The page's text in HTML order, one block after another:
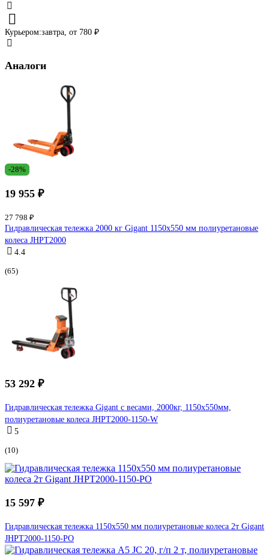
Курьером:завтра, от 780 ₽
Аналоги
-28%
19 955 ₽
27 798 ₽
Гидравлическая тележка 2000 кг Gigant 1150x550 мм полиуретановые
колеса JHPT2000
4.4
(65)
53 292 ₽
Гидравлическая тележка Gigant с весами, 2000кг, 1150x550мм,
полиуретановые колеса JHPT2000-1150-W
5
(10)
15 597 ₽
Гидравлическая тележка 1150x550 мм полиуретановые колеса 2т Gigant
JHPT2000-1150-PO